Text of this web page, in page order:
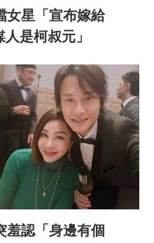
女星「宣布嫁給
是柯叔元」
羞認「身邊有個